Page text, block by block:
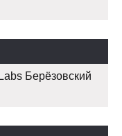
Берёзовский